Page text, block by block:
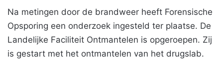
Na metingen door de brandweer heeft Forensische
Opsporing een onderzoek ingesteld ter plaatse. De
Landelijke Faciliteit Ontmantelen is opgeroepen. Zij
is gestart met het ontmantelen van het drugslab.